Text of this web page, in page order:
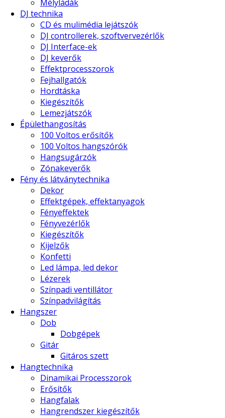
Mélyládák
DJ technika
CD és mulimédia lejátszók
DJ controllerek, szoftvervezérlők
DJ Interface-ek
DJ keverők
Effektprocesszorok
Fejhallgatók
Hordtáska
Kiegészítők
Lemezjátszók
Épülethangosítás
100 Voltos erősítők
100 Voltos hangszórók
Hangsugárzók
Zónakeverők
Fény és látványtechnika
Dekor
Effektgépek, effektanyagok
Fényeffektek
Fényvezérlők
Kiegészítők
Kijelzők
Konfetti
Led lámpa, led dekor
Lézerek
Színpadi ventillátor
Színpadvilágítás
Hangszer
Dob
Dobgépek
Gitár
Gitáros szett
Hangtechnika
Dinamikai Processzorok
Erősítők
Hangfalak
Hangrendszer kiegészítők